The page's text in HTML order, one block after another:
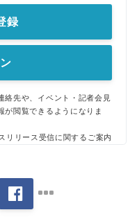
録
絡先や、イベント・記者会見
が閲覧できるようになりま
リリース受信に関するご案内